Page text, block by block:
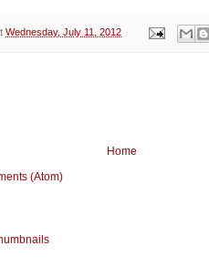
Wednesday, July 11, 2012
Home
(Atom)